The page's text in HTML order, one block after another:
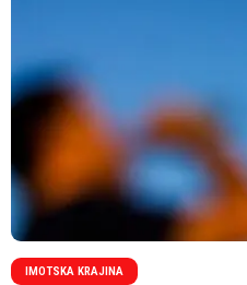
IMOTSKA KRAJINA